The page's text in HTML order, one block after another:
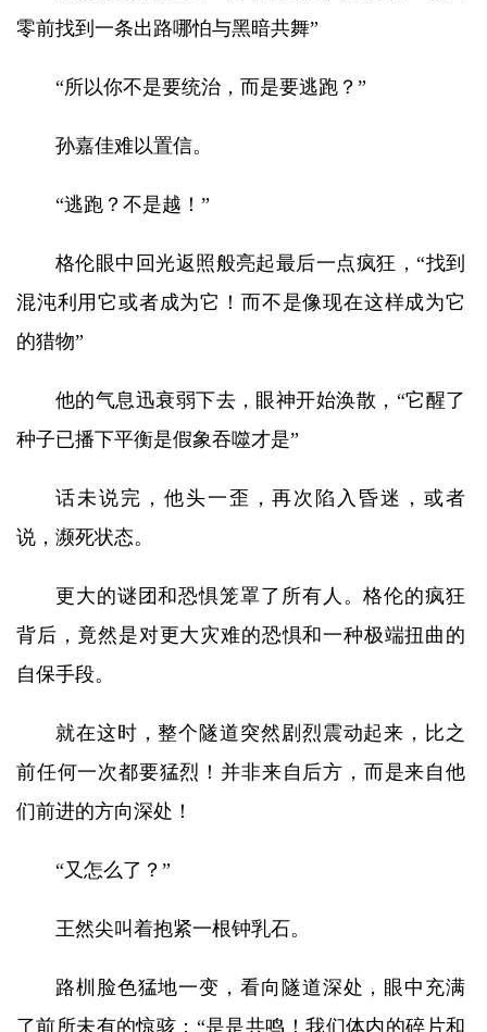
零前找到一条出路哪怕与黑暗共舞”
“所以你不是要统治，而是要逃跑？”
孙嘉佳难以置信。
“逃跑？不是越！”
格伦眼中回光返照般亮起最后一点疯狂，“找到
混沌利用它或者成为它！而不是像现在这样成为它
的猎物”
他的气息迅衰弱下去，眼神开始涣散，“它醒了
种子已播下平衡是假象吞噬才是”
话未说完，他头一歪，再次陷入昏迷，或者
说，濒死状态。
更大的谜团和恐惧笼罩了所有人。格伦的疯狂
背后，竟然是对更大灾难的恐惧和一种极端扭曲的
自保手段。
就在这时，整个隧道突然剧烈震动起来，比之
前任何一次都要猛烈！并非来自后方，而是来自他
们前进的方向深处！
“又怎么了？”
王然尖叫着抱紧一根钟乳石。
路杊脸色猛地一变，看向隧道深处，眼中充满
了前所未有的惊骇：“是是共鸣！我们体内的碎片和